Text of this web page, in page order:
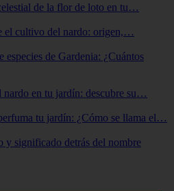
de la flor de loto en tu…
el cultivo del nardo: origen,…
especies de Gardenia: ¿Cuántos
nardo en tu jardín: descubre su…
tu jardín: ¿Cómo se llama el…
y significado detrás del nombre